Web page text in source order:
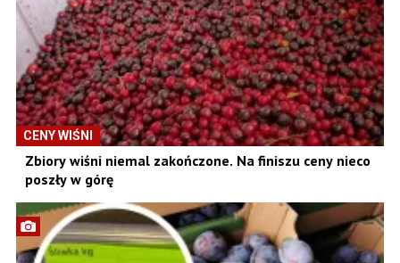
CENY WIŚNI
Zbiory wiśni niemal zakończone. Na finiszu ceny nieco
poszły w górę